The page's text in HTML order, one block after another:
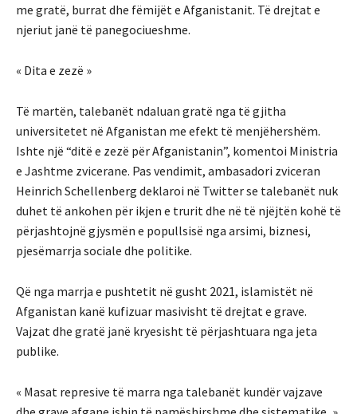
me gratë, burrat dhe fëmijët e Afganistanit. Të drejtat e
njeriut janë të panegociueshme.
« Dita e zezë »
Të martën, talebanët ndaluan gratë nga të gjitha
universitetet në Afganistan me efekt të menjëhershëm.
Ishte një “ditë e zezë për Afganistanin”, komentoi Ministria
e Jashtme zvicerane. Pas vendimit, ambasadori zviceran
Heinrich Schellenberg deklaroi në Twitter se talebanët nuk
duhet të ankohen për ikjen e trurit dhe në të njëjtën kohë të
përjashtojnë gjysmën e popullsisë nga arsimi, biznesi,
pjesëmarrja sociale dhe politike.
Që nga marrja e pushtetit në gusht 2021, islamistët në
Afganistan kanë kufizuar masivisht të drejtat e grave.
Vajzat dhe gratë janë kryesisht të përjashtuara nga jeta
publike.
« Masat represive të marra nga talebanët kundër vajzave